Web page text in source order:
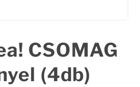
CSOMAG
(4db)